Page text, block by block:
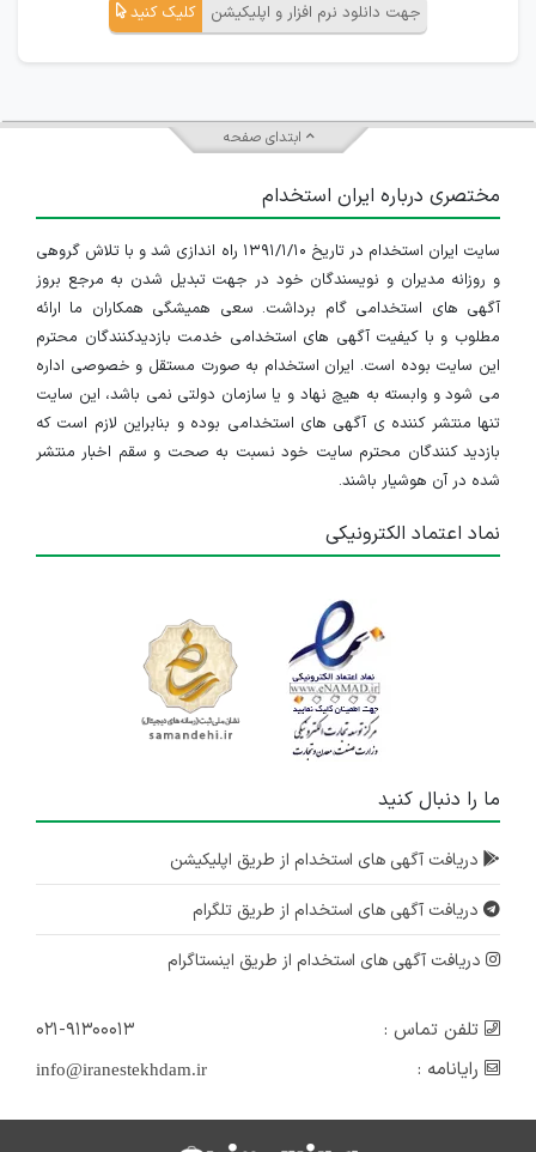
جهت دانلود نرم افزار و اپلیکیشن کلیک کنید
ابتدای صفحه
مختصری درباره ایران استخدام
سایت ایران استخدام در تاریخ ۱۳۹۱/۱/۱۰ راه اندازی شد و با تلاش گروهی
و روزانه مدیران و نویسندگان خود در جهت تبدیل شدن به مرجع بروز
آگهی های استخدامی گام برداشت. سعی همیشگی همکاران ما ارائه
مطلوب و با کیفیت آگهی های استخدامی خدمت بازدیدکنندگان محترم
این سایت بوده است. ایران استخدام به صورت مستقل و خصوصی اداره
می شود و وابسته به هیچ نهاد و یا سازمان دولتی نمی باشد، این سایت
تنها منتشر کننده ی آگهی های استخدامی بوده و بنابراین لازم است که
بازدید کنندگان محترم سایت خود نسبت به صحت و سقم اخبار منتشر
شده در آن هوشیار باشند.
نماد اعتماد الکترونیکی
ما را دنبال کنید
دریافت آگهی های استخدام از طریق اپلیکیشن
دریافت آگهی های استخدام از طریق تلگرام
دریافت آگهی های استخدام از طریق اینستاگرام
تلفن تماس :
۰۲۱-۹۱۳۰۰۰۱۳
رایانامه :
info@iranestekhdam.ir